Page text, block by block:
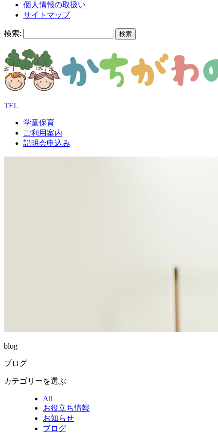
個人情報の取扱い
サイトマップ
検索:
TEL
学童保育
ご利用案内
説明会申込み
blog
ブログ
カテゴリーを選ぶ
All
お役立ち情報
お知らせ
ブログ